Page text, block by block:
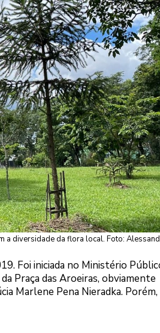
a diversidade da flora local. Foto:
Foi iniciada no Ministério
Praça das Aroeiras, obviamente
Marlene Pena Nieradka.